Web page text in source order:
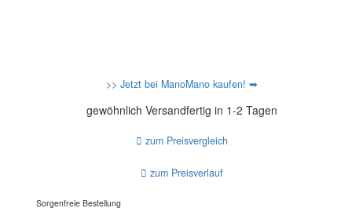
>> Jetzt bei ManoMano kaufen! ➥
gewöhnlich Versandfertig in 1-2 Tagen
zum Preisvergleich
zum Preisverlauf
Sorgenfreie Bestellung